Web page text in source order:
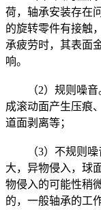
荷，轴承安装存在
的旋转零件有接触
承疲劳时，其表面
响。
（2）规则噪音
成滚动面产生压痕
道面剥离等；
（3）不规则噪
大，异物侵入，球
物侵入的可能性稍
的，一般轴承的工